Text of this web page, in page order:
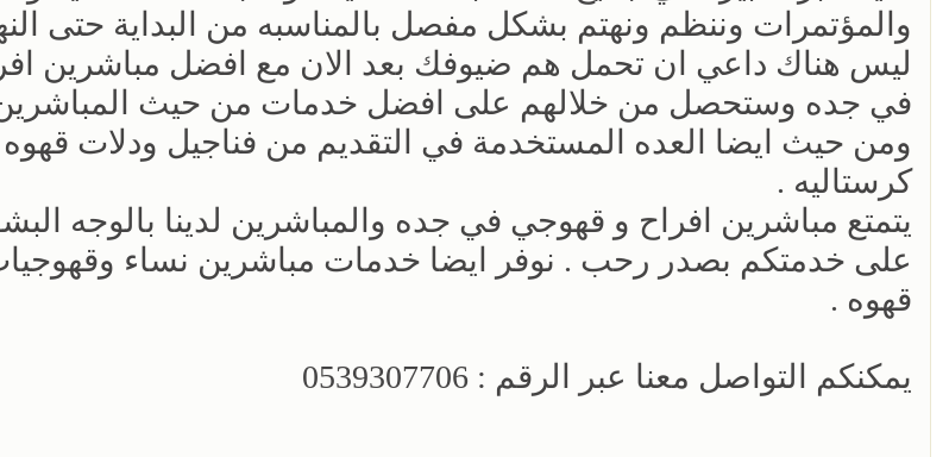
والمؤتمرات وننظم ونهتم بشكل مفصل بالمناسبه من البداية حتى
ليس هناك داعي ان تحمل هم ضيوفك بعد الان مع افضل مباشرين
في جده وستحصل من خلالهم على افضل خدمات من حيث المباشرين
ومن حيث ايضا العده المستخدمة في التقديم من فناجيل ودلات
كرستاليه .
يتمتع مباشرين افراح و قهوجي في جده والمباشرين لدينا بالوجه
على خدمتكم بصدر رحب . نوفر ايضا خدمات مباشرين نساء
قهوه .
يمكنكم التواصل معنا عبر الرقم : 0539307706